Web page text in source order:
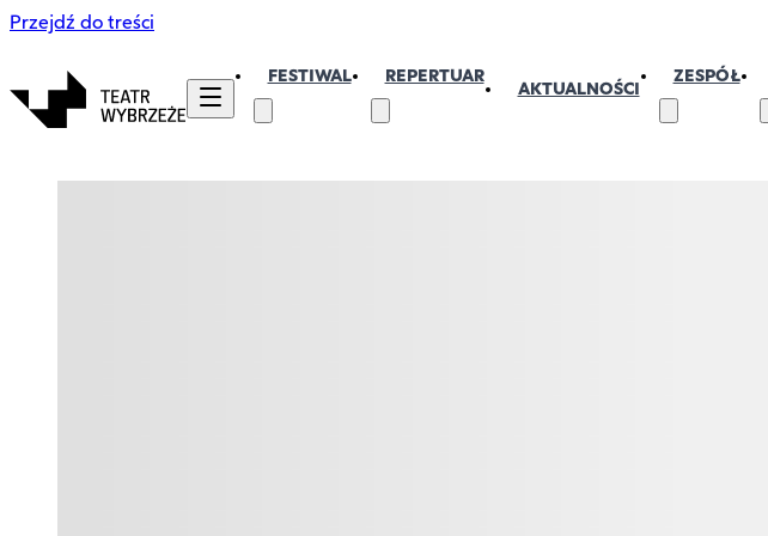
Przejdź do treści
FESTIWAL REPERTUAR
AKTUALNOŚCI
ZESPÓŁ